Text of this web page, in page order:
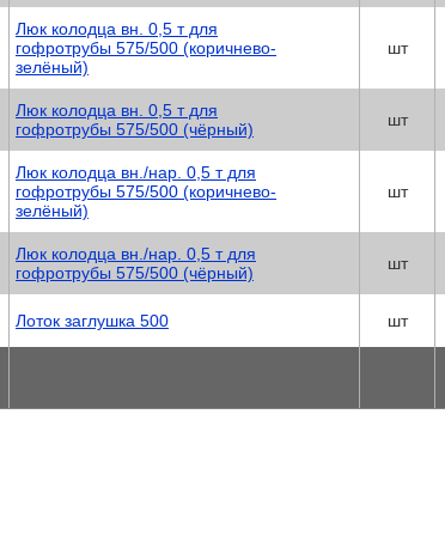
7. Легкость монтажа,
8. Морозостойкостью. Полиэтилен
свойства при постоянной
9. Устойчивость к статическим и
проверяется при производстве.
менее 50 лет.
11. Низкая теплопроводность
12. Высокая ударопрочность
Люк колодца вн. 0,5 т для
гофротрубы 575/500 (коричнево-
зелёный)
шт
Люк колодца вн. 0,5 т для
гофротрубы 575/500 (чёрный)
шт
Люк колодца вн./нар. 0,5 т для
гофротрубы 575/500 (коричнево-
зелёный)
шт
Люк колодца вн./нар. 0,5 т для
гофротрубы 575/500 (чёрный)
шт
Лоток заглушка 500 шт